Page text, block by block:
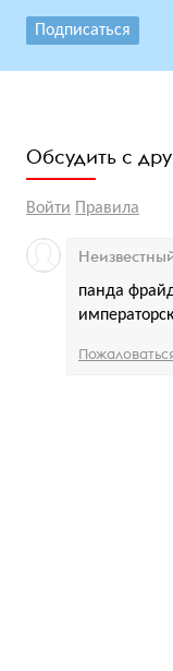
Подписаться
Обсудить с
Войти Правила
панда